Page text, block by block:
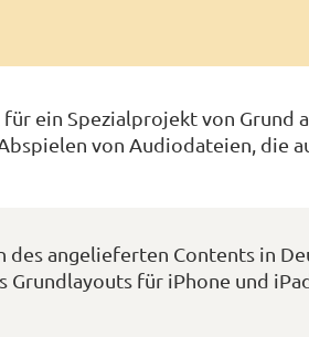
ein Spezialprojekt von Grund
von Audiodateien, die
des angelieferten Contents in
Grundlayouts für iPhone und